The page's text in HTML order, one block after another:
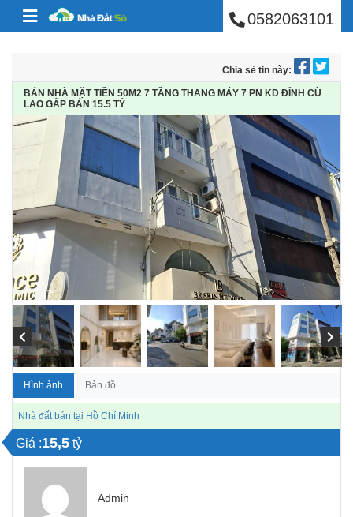
Skip to content BÁN NHÀ PHÚ0582063101
Chia sẻ tin này:
BÁN NHÀ MẶT TIỀN 50M2 7 TẦNG THANG MÁY 7 PN KD ĐỈNH CÙ
LAO GẤP BÁN 15.5 TỶ
Hình ảnh Bản đồ
Nhà đất bán tại Hồ Chí Minh
Giá :15,5 tỷ
Admin